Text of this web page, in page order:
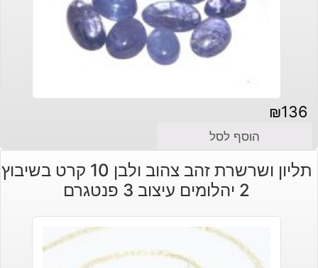
₪136
הוסף לסל
תליון ושרשרת זהב צהוב ולבן 10 קרט בשיבוץ
2 יהלומים עיצוב 3 פנטגרם